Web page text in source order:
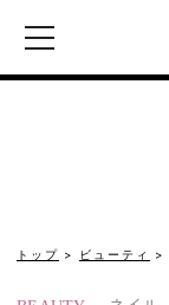
トップ ビューティ